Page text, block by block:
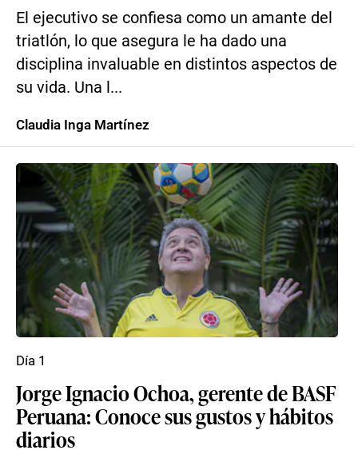
El ejecutivo se confiesa como un amante del
triatlón, lo que asegura le ha dado una
disciplina invaluable en distintos aspectos de
su vida. Una l...
Claudia Inga Martínez
Jorge Ignacio Ochoa, gerente de BASF
Peruana: Conoce sus gustos y hábitos
diarios
Día 1